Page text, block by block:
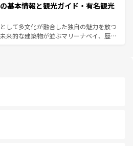
年中温暖で、どの季節にも異なる楽しみ
しみやすいタイの人々、仏教を中心とし
様な観光資源が、訪れる旅人を魅了し続
、新着のタイ情報はコンテンツ一覧を参照して
も感動するはず。観光スポットが密集し
見どころを回れるのも魅力。息をのむよ
的な体験まで、香港を存分に楽しみ尽く
新着の香港情報はコンテンツ一覧を参照して
基本情報と観光ガイド・有名観光
して多文化が融合した独自の魅力を放つ
来的な建築物が並ぶマリーナベイ、歴史
地元の風情を楽しめる外せないスポット